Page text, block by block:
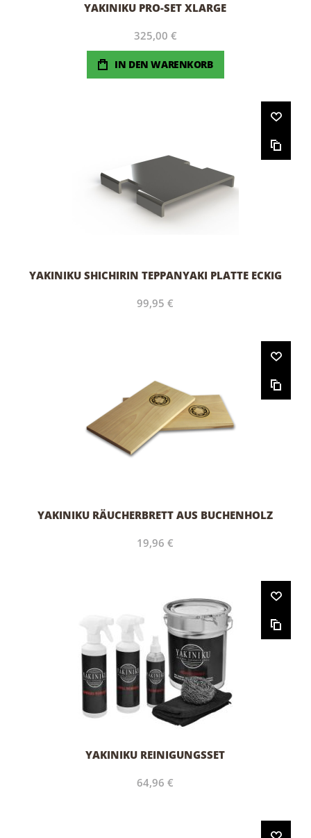
YAKINIKU PRO-SET XLARGE
325,00 €
IN DEN WARENKORB
YAKINIKU SHICHIRIN TEPPANYAKI PLATTE ECKIG
99,95 €
YAKINIKU RÄUCHERBRETT AUS BUCHENHOLZ
19,96 €
YAKINIKU REINIGUNGSSET
64,96 €